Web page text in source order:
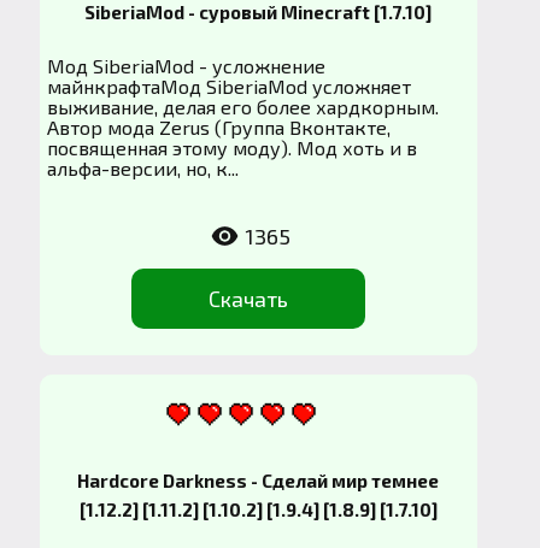
SiberiaMod - суровый Minecraft [1.7.10]
Мод SiberiaMod - усложнение
майнкрафтаМод SiberiaMod усложняет
выживание, делая его более хардкорным.
Автор мода Zerus (Группа Вконтакте,
посвященная этому моду). Мод хоть и в
альфа-версии, но, к...
Скачать
1365
Hardcore Darkness - Сделай мир темнее
[1.12.2] [1.11.2] [1.10.2] [1.9.4] [1.8.9] [1.7.10]